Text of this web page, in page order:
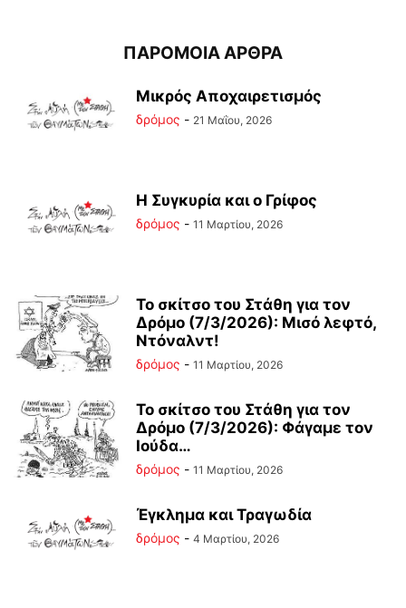
ΠΑΡΟΜΟΙΑ ΑΡΘΡΑ
Μικρός Αποχαιρετισμός
δρόμος - 21 Μαΐου, 2026
Η Συγκυρία και ο Γρίφος
δρόμος - 11 Μαρτίου, 2026
Το σκίτσο του Στάθη για τον
Δρόμο (7/3/2026): Μισό λεφτό,
Ντόναλντ!
δρόμος - 11 Μαρτίου, 2026
Το σκίτσο του Στάθη για τον
Δρόμο (7/3/2026): Φάγαμε τον
Ιούδα…
δρόμος - 11 Μαρτίου, 2026
Έγκλημα και Τραγωδία
δρόμος - 4 Μαρτίου, 2026